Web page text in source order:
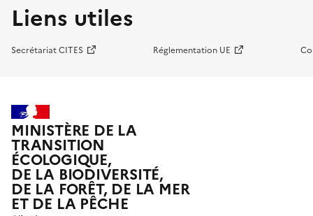
Liens utiles
Secrétariat CITES Réglementation UE
MINISTÈRE DE LA
TRANSITION
ÉCOLOGIQUE,
DE LA BIODIVERSITÉ,
DE LA FORÊT, DE LA MER
ET DE LA PÊCHE